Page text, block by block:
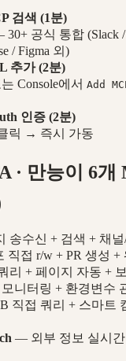
검색 (1분)
30+ 공식 통합 (Slack
/ Figma 외)
추가 (2분)
Console에서 Add
인증 (2분)
릭 → 즉시 가동
· 만능이 6개
송수신 + 검색 + 채널
접 r/w + PR 생성 +
리 + 페이지 자동 +
니터링 + 환경변수
직접 쿼리 + 스마트
— 외부 정보 실시간